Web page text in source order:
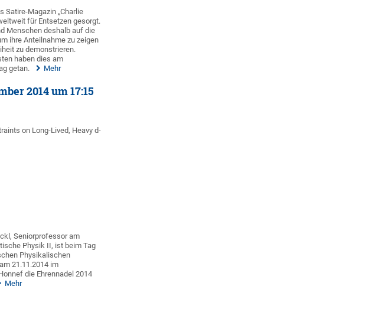
Satire-Magazin „Charlie
für Entsetzen gesorgt.
Menschen deshalb auf die
ihre Anteilnahme zu zeigen
zu demonstrieren.
haben dies am
getan.
Mehr
2014 um 17:15
on Long-Lived, Heavy d-
Seniorprofessor am
Physik II, ist beim Tag
Physikalischen
21.11.2014 im
die Ehrennadel 2014
Mehr